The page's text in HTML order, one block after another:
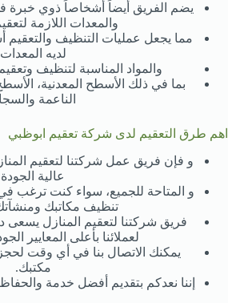
يضم الفريق أيضاً أشخاصاً ذوي خبرة
والمعدات اللازمة
مما يجعل عمليات التنظيف والتعقيم
لديه المعدات
والمواد المناسبة لتنظيف
بما في ذلك الأسطح المعدنية،
الناعمة
اهم طرق التعقيم لدى شركة تعقيم ابوظبي
و فإن فريق عمل شركتنا لتعقيم
عالية الجودة
و المتاحة للجميع، سواء كنت ترغب
تنظيف مكاتبك
فريق شركتنا لتعقيم المنازل يسعى
لعملائنا بأعلى المعايير
يمكنك الاتصال بنا في أي وقت
مكتبك.
إننا نعدكم بتقديم أفضل خدمة